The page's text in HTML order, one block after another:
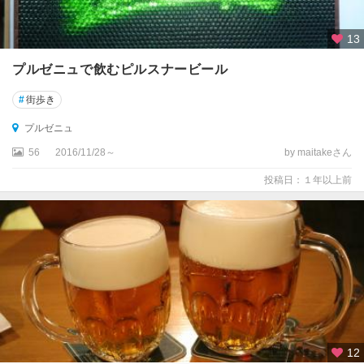
13
プルゼニュで飲むピルスナービール
#街歩き
プルゼニュ
56 2016/11/28～ by maitakeさん
投稿日：１年以上前
12